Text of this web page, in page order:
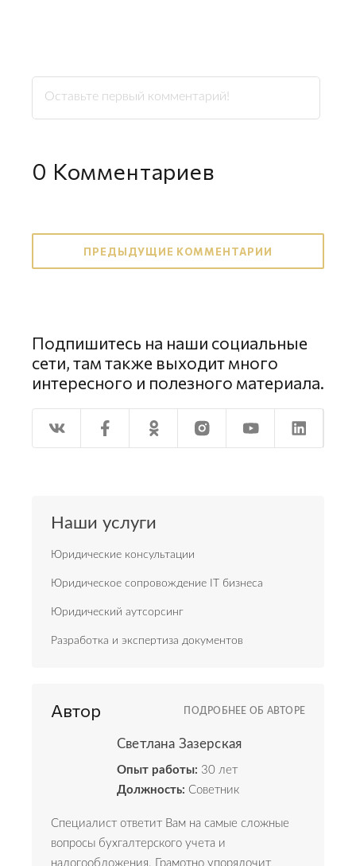
0 Комментариев
ПРЕДЫДУЩИЕ КОММЕНТАРИИ
Подпишитесь на наши социальные
сети, там также выходит много
интересного и полезного материала.
Наши услуги
Юридические консультации
Юридическое сопровождение IT бизнеса
Юридический аутсорсинг
Разработка и экспертиза документов
Автор ПОДРОБНЕЕ ОБ АВТОРЕ
Светлана Зазерская
Опыт работы: 30 лет
Должность: Советник
Специалист ответит Вам на самые сложные
вопросы бухгалтерского учета и
налогообложения. Грамотно упорядочит